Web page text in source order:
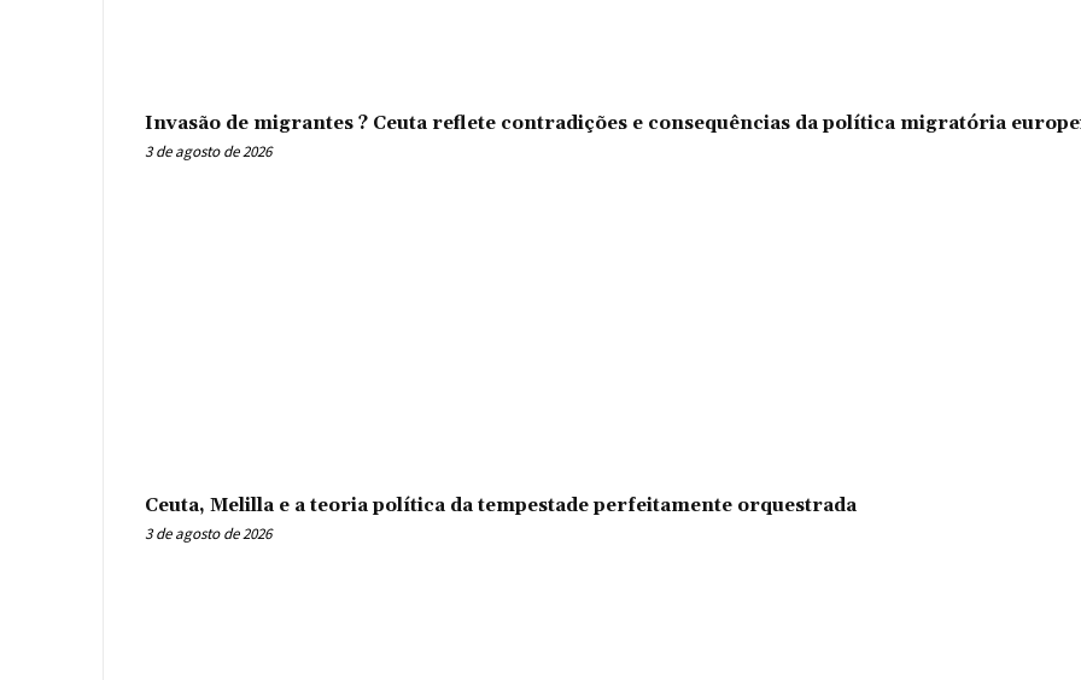
Invasão de migrantes ? Ceuta reflete contradições e consequências da política migratória
3 de agosto de 2026
Ceuta, Melilla e a teoria política da tempestade perfeitamente orquestrada
3 de agosto de 2026